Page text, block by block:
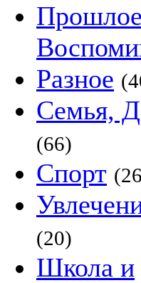
Разное
Семья,
(66)
Спорт
(20)
Школа и